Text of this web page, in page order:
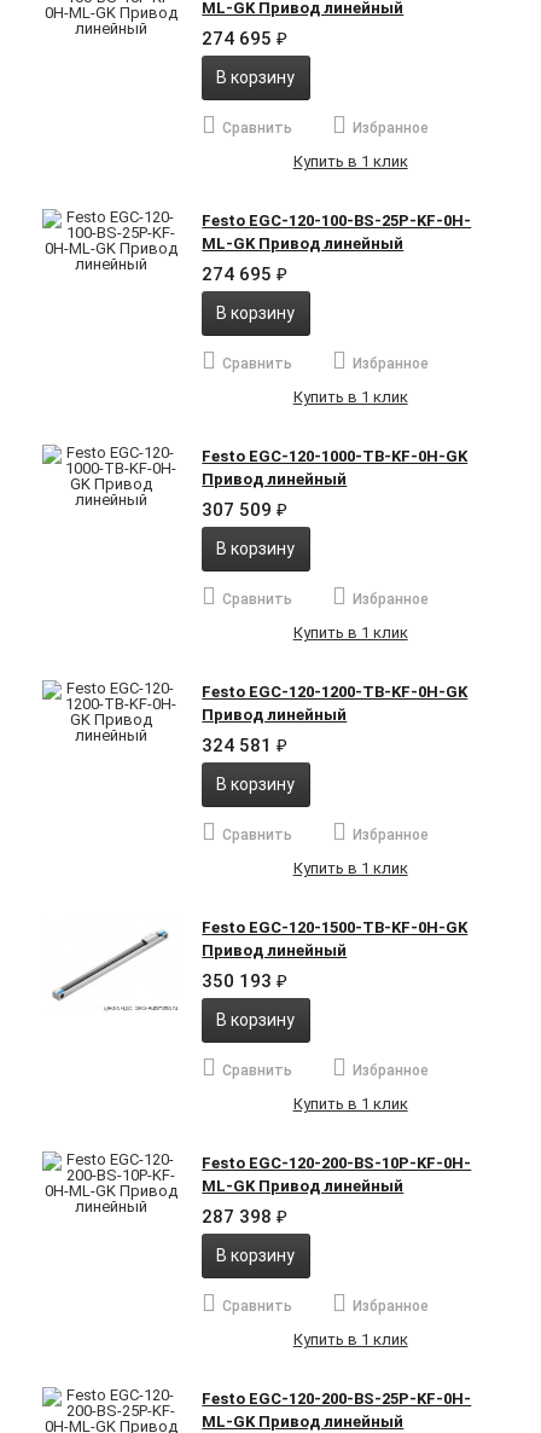
ML-GK Привод линейный
274 695₽
В корзину
Сравнить Избранное
Купить в 1 клик
Festo EGC-120-100-BS-25P-KF-0H-
ML-GK Привод линейный
274 695₽
В корзину
Сравнить Избранное
Купить в 1 клик
Festo EGC-120-1000-TB-KF-0H-GK
Привод линейный
307 509₽
В корзину
Сравнить Избранное
Купить в 1 клик
Festo EGC-120-1200-TB-KF-0H-GK
Привод линейный
324 581₽
В корзину
Сравнить Избранное
Купить в 1 клик
Festo EGC-120-1500-TB-KF-0H-GK
Привод линейный
350 193₽
В корзину
Сравнить Избранное
Купить в 1 клик
Festo EGC-120-200-BS-10P-KF-0H-
ML-GK Привод линейный
287 398₽
В корзину
Сравнить Избранное
Купить в 1 клик
Festo EGC-120-200-BS-25P-KF-0H-
ML-GK Привод линейный